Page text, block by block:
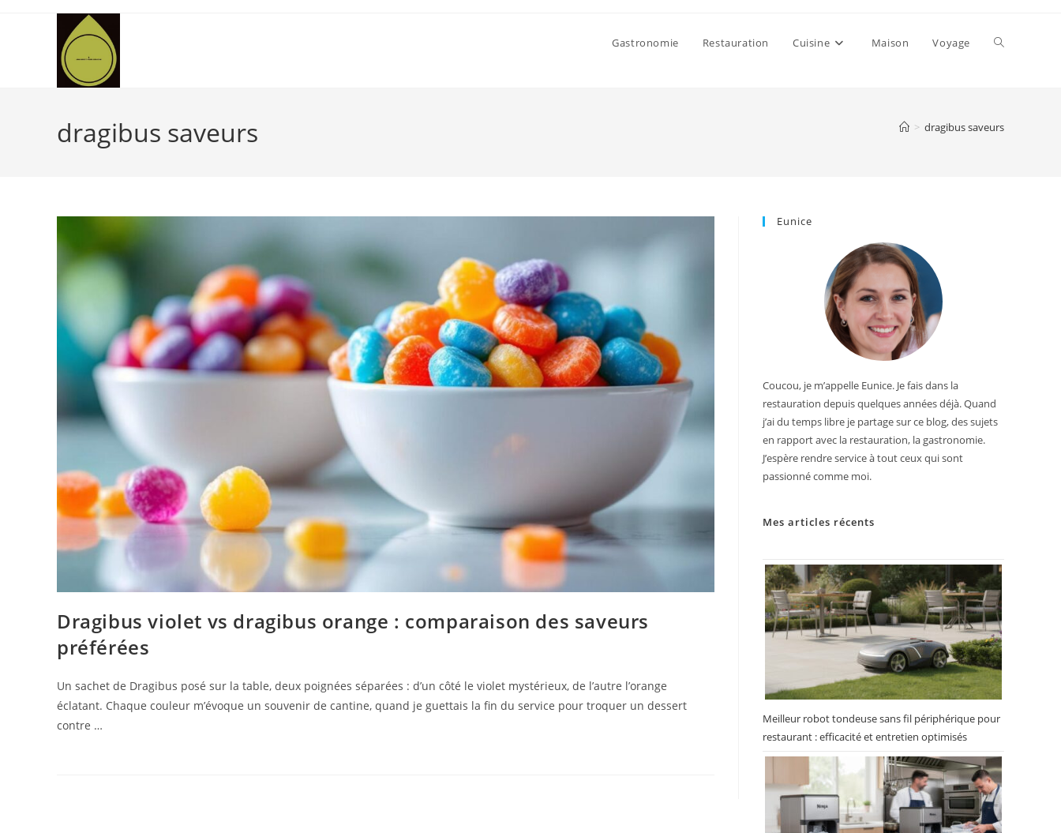
Gastronomie Restauration Cuisine Maison Voyage Toggle
dragibus saveurs > dragibus saveurs
Dragibus violet vs dragibus orange : comparaison des saveurs
préférées
Un sachet de Dragibus posé sur la table, deux poignées séparées : d’un côté le violet mystérieux, de l’autre l’orange
éclatant. Chaque couleur m’évoque un souvenir de cantine, quand je guettais la fin du service pour troquer un dessert
contre …
Eunice
Coucou, je m’appelle Eunice. Je fais dans la
restauration depuis quelques années déjà. Quand
j’ai du temps libre je partage sur ce blog, des sujets
en rapport avec la restauration, la gastronomie.
J’espère rendre service à tout ceux qui sont
passionné comme moi.
Mes articles récents
Meilleur robot tondeuse sans fil périphérique pour
restaurant : efficacité et entretien optimisés